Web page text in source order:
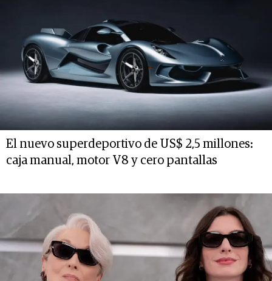
El nuevo superdeportivo de US$ 2,5 millones:
caja manual, motor V8 y cero pantallas